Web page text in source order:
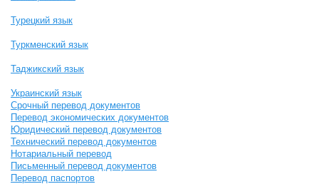
Турецкий язык
Туркменский язык
Таджикский язык
Украинский язык
Срочный перевод документов
Перевод экономических документов
Юридический перевод документов
Технический перевод документов
Нотариальный перевод
Письменный перевод документов
Перевод паспортов